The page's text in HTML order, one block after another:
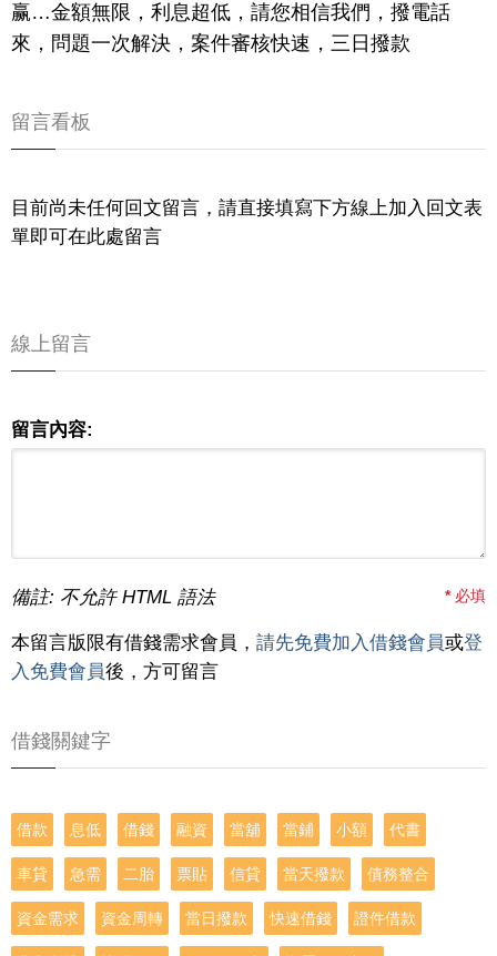
赢…金額無限，利息超低，請您相信我們，撥電話
來，問題一次解決，案件審核快速，三日撥款
留言看板
目前尚未任何回文留言，請直接填寫下方線上加入回文表
單即可在此處留言
線上留言
留言內容:
備註: 不允許 HTML 語法 *必填
本留言版限有借錢需求會員， 請先免費加入借錢會員或登
入免費會員後，方可留言
借錢關鍵字
借款 息低 借錢 融資 當舖 當鋪 小額 代書
車貸 急需 二胎 票貼 信貸 當天撥款 債務整合
資金需求 資金周轉 當日撥款 快速借錢 證件借款